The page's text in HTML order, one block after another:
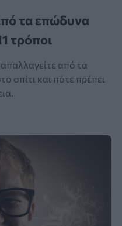
τα επώδυνα
τρόποι
από τα
σπίτι και πότε πρέπει